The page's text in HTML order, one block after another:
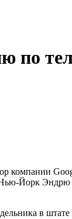
по
компании
Йорк
в